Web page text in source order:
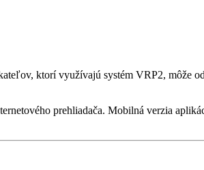
ktorí využívajú systém VRP2, môže
prehliadača. Mobilná verzia